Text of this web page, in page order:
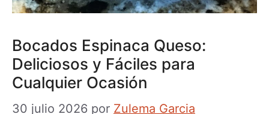
Bocados Espinaca Queso:
Deliciosos y Fáciles para
Cualquier Ocasión
30 julio 2026 por Zulema Garcia